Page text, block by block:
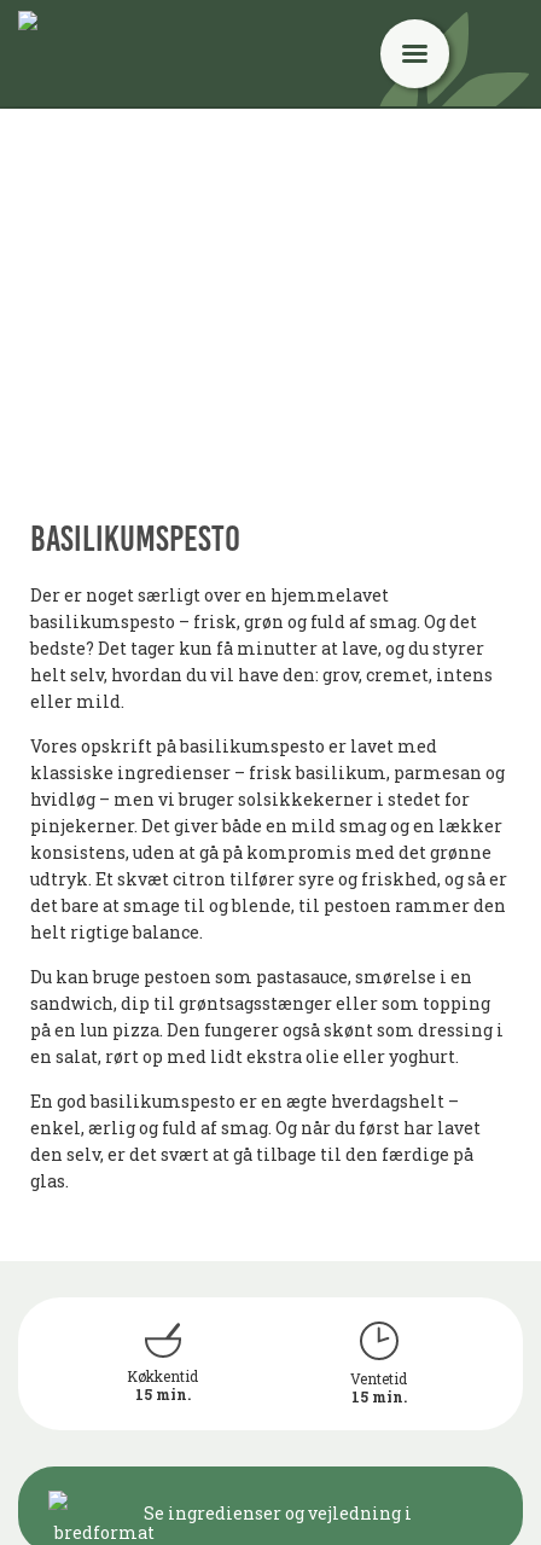
Basilikumspesto
Der er noget særligt over en hjemmelavet
basilikumspesto – frisk, grøn og fuld af smag. Og det
bedste? Det tager kun få minutter at lave, og du styrer
helt selv, hvordan du vil have den: grov, cremet, intens
eller mild.
Vores opskrift på basilikumspesto er lavet med
klassiske ingredienser – frisk basilikum, parmesan og
hvidløg – men vi bruger solsikkekerner i stedet for
pinjekerner. Det giver både en mild smag og en lækker
konsistens, uden at gå på kompromis med det grønne
udtryk. Et skvæt citron tilfører syre og friskhed, og så er
det bare at smage til og blende, til pestoen rammer den
helt rigtige balance.
Du kan bruge pestoen som pastasauce, smørelse i en
sandwich, dip til grøntsagsstænger eller som topping
på en lun pizza. Den fungerer også skønt som dressing i
en salat, rørt op med lidt ekstra olie eller yoghurt.
En god basilikumspesto er en ægte hverdagshelt –
enkel, ærlig og fuld af smag. Og når du først har lavet
den selv, er det svært at gå tilbage til den færdige på
glas.
Køkkentid
15 min.
Ventetid
15 min.
Se ingredienser og vejledning i
bredformat